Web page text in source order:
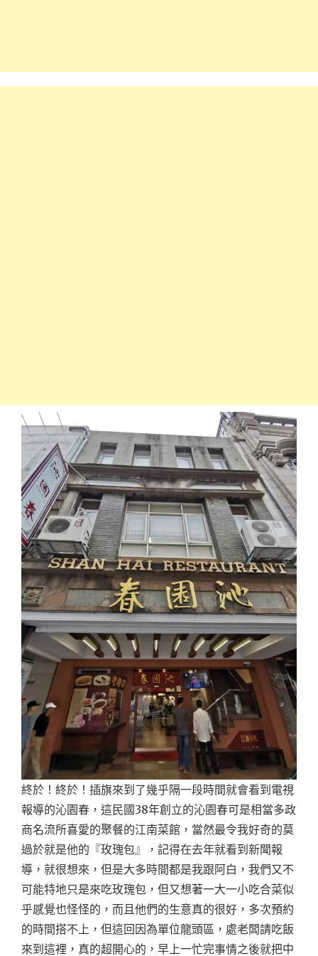
終於！終於！插旗來到了幾乎隔一段時間就會看到電視
報導的沁園春，這民國38年創立的沁園春可是相當多政
商名流所喜愛的聚餐的江南菜館，當然最令我好奇的莫
過於就是他的『玫瑰包』，記得在去年就看到新聞報
導，就很想來，但是大多時間都是我跟阿白，我們又不
可能特地只是來吃玫瑰包，但又想著一大一小吃合菜似
乎感覺也怪怪的，而且他們的生意真的很好，多次預約
的時間搭不上，但這回因為單位龍頭區，處老闆請吃飯
來到這裡，真的超開心的，早上一忙完事情之後就把中